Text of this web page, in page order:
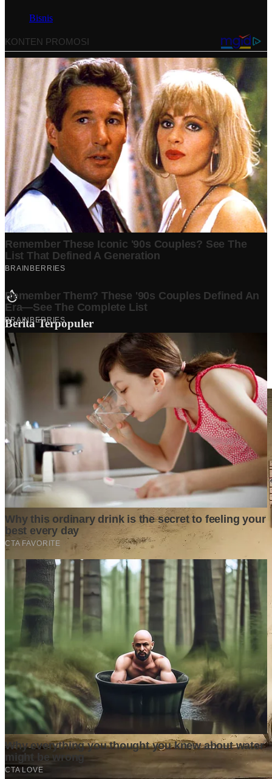
Bisnis
Berita Terpopuler
Surat Somasi Penyerobotan Tanah Terbaru 2024, Lengkap
Dengan Penjelasannya!
2 years ago